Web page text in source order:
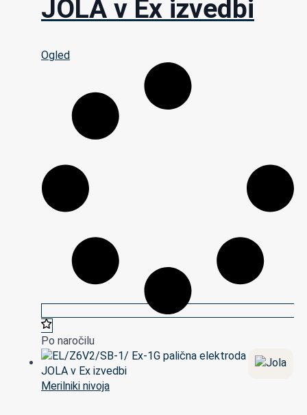
JOLA v Ex izvedbi
Ogled
Po naročilu
Merilniki nivoja